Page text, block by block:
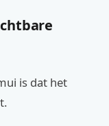
is dat het